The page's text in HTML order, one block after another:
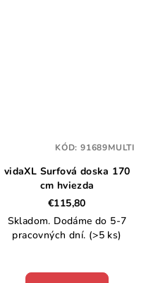
vidaXL Surfová doska 170
cm hviezda
€115,80
Skladom. Dodáme do 5-7
pracovných dní. (>5 ks)
KÓD: 91689MULTI